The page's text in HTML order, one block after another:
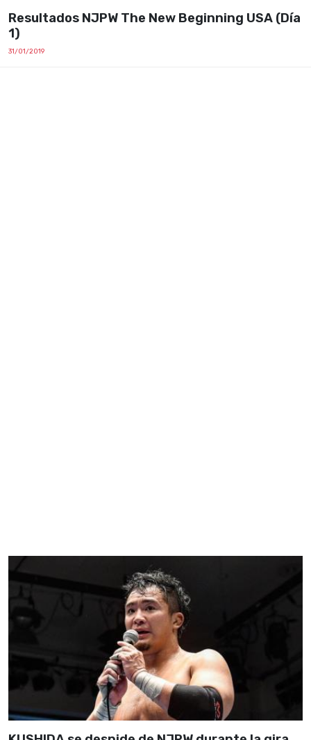
Resultados NJPW The New Beginning USA (Día
1)
31/01/2019